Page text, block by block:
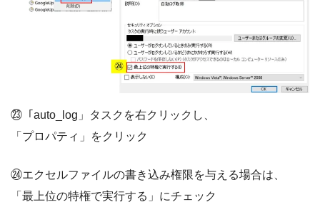
㉓「auto_log」タスクを右クリックし、
「プロパティ」をクリック
㉔エクセルファイルの書き込み権限を与える場合は、
「最上位の特権で実行する」にチェック